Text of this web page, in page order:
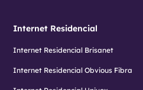
Internet Residencial
Internet Residencial Brisanet
Internet Residencial Obvious Fibra